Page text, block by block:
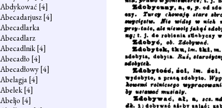
Abdykować [4]
Abecadarjusz[4]
Abecadlarka
Abecadlarz
Abecadlnik[4]
Abecadło [4]
Abecadłowy[4]
Abelagja[4]
Abelek[4]
Abeljo [4]